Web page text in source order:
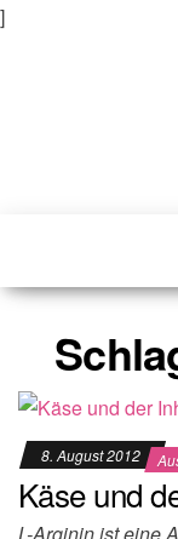
]
8. August 2012
Käse und
L-Arginin ist eine